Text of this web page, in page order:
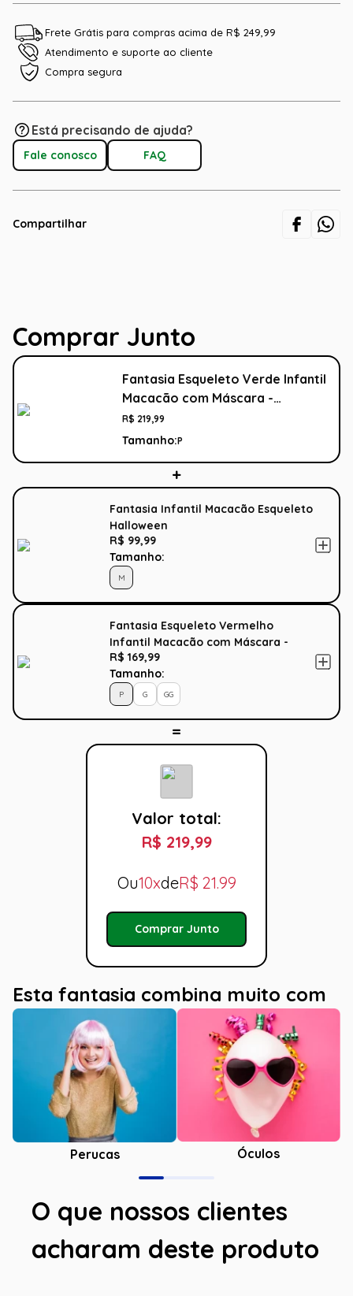
Frete Grátis para compras acima de R$ 249,99
Atendimento e suporte ao cliente
Compra segura
Está precisando de ajuda?
Fale conosco FAQ
Compartilhar
Comprar Junto
Fantasia Esqueleto Verde Infantil
Macacão com Máscara -
Halloween
R$ 219,99
Tamanho:P
Fantasia Infantil Macacão Esqueleto
Halloween
R$ 99,99
Tamanho:
M
Fantasia Esqueleto Vermelho
Infantil Macacão com Máscara -
Halloween
R$ 169,99
Tamanho:
P G GG
Valor total:
R$ 219,99
Ou10xdeR$ 21.99
Comprar Junto
Esta fantasia combina muito com
Perucas Óculos
O que nossos clientes
acharam deste produto